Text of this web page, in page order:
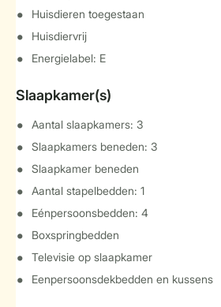
Huisdieren toegestaan
Huisdiervrij
Energielabel: E
Slaapkamer(s)
Aantal slaapkamers: 3
Slaapkamers beneden: 3
Slaapkamer beneden
Aantal stapelbedden: 1
Eénpersoonsbedden: 4
Boxspringbedden
Televisie op slaapkamer
Eenpersoonsdekbedden en kussens